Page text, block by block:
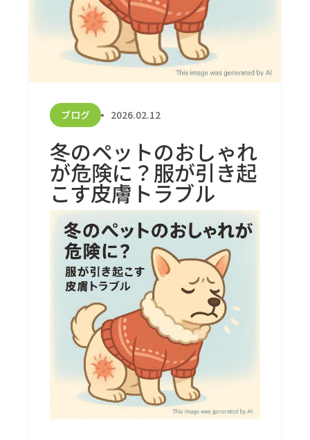
ブログ 2026.02.12
冬のペットのおしゃれ
が危険に？服が引き起
こす皮膚トラブル